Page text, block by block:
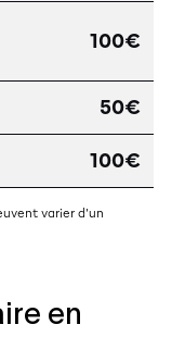
100€
50€
100€
varier d'un
en